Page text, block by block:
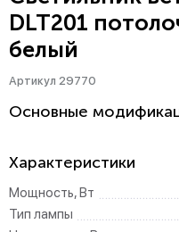
DLT201
белый
Артикул 29770
Основные
Характеристики
Мощность, Вт
Тип лампы